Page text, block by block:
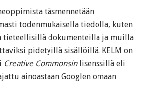
täsmennetään
todenmukaisella tiedolla, kuten
tieteellisillä dokumenteilla ja muilla
pidetyillä sisällöillä. KELM on
Creative Commonsinlisenssillä eli
ainoastaan Googlen omaan